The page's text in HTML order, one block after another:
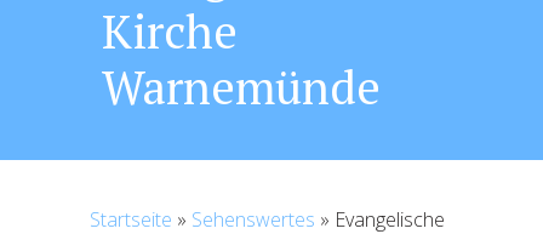
Kirche
Warnemünde
Startseite » Sehenswertes » Evangelische